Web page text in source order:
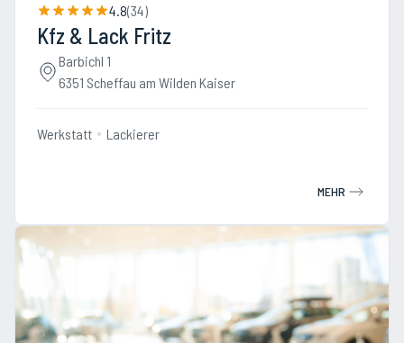
4.8(34)
Kfz & Lack Fritz
Barbichl 1
6351 Scheffau am Wilden Kaiser
Werkstatt Lackierer
MEHR